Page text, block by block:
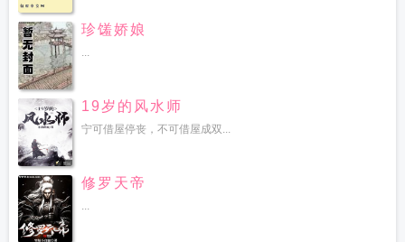
珍馐娇娘
...
19岁的风水师
宁可借屋停丧，不可借屋成双...
修罗天帝
...